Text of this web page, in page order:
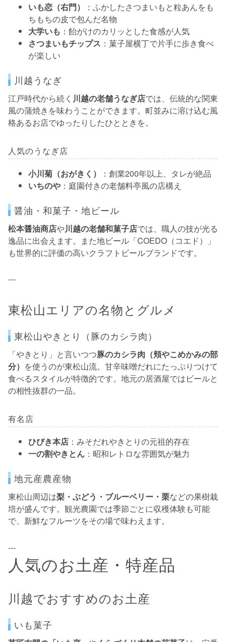
いも恋（右門）
：ふかしたさつまいもと粒あんをも
ちもちの皮で包んだ名物
大学いも ：飴がけのカリッとした食感が人気
さつまいもチップス ：菓子屋横丁で片手に歩き食べ
が楽しい
川越うなぎ
江戸時代から続く 川越の老舗うなぎ店では、伝統的な関東
風の蒲焼きを味わうことができます。町並みに溶け込む風
格あるお店でゆったりしたひとときを。
人気のうなぎ店
小川菊（おがきく）
：創業200年以上、タレが絶品
いちのや ：庭園付きの老舗料亭風の店構え
醤油・和菓子・地ビール
松本醤油商店や川越の老舗和菓子店では、職人の技が光る
逸品に出会えます。また地ビール「COEDO（コエド）」
も世界的に評価の高いクラフトビールブランドです。
---
東松山エリアの名物とグルメ
東松山やきとり（豚のカシラ肉）
「やきとり」と言いつつ豚のカシラ肉（頬やこめかみの部
分） を使うのが東松山流。甘辛味噌だれにたっぷりつけて
食べるスタイルが特徴的です。地元の居酒屋ではビールと
の相性抜群の一品。
有名店
ひびき本店 ：みそだれやきとりの元祖的存在
一の割やきとん ：昭和レトロな雰囲気が魅力
地元産農産物
東松山周辺は梨・ぶどう・ブルーベリー・栗などの果樹栽
培が盛んです。観光農園では季節ごとに収穫体験も可能
で、新鮮なフルーツをその場で味わえます。
---
人気のお土産・特産品
川越でおすすめのお土産
いも菓子